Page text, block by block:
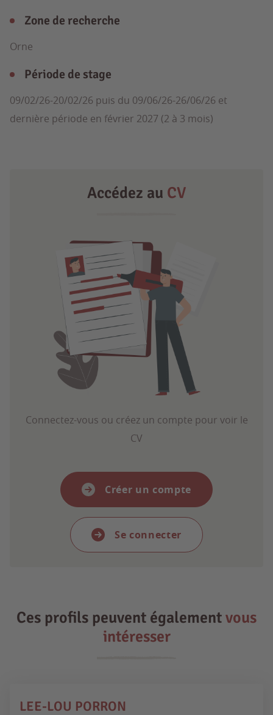
Zone de recherche
Orne
Période de stage
09/02/26-20/02/26 puis du 09/06/26-26/06/26 et
dernière période en février 2027 (2 à 3 mois)
Accédez au CV
Connectez-vous ou créez un compte pour voir le
CV
Créer un compte
Se connecter
Ces profils peuvent égalementvous
intéresser
LEE-LOU PORRON